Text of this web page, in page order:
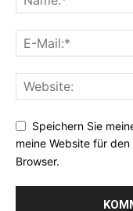
Speichern Sie
meine Website für
Browser.